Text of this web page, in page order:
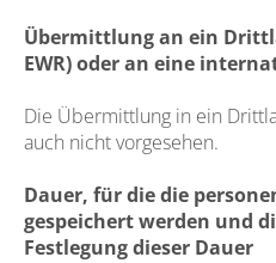
Übermittlung an ein
EWR) oder an eine
Die Übermittlung in ein
auch nicht vorgesehen.
Dauer, für die die
gespeichert werden und
Festlegung dieser Dauer